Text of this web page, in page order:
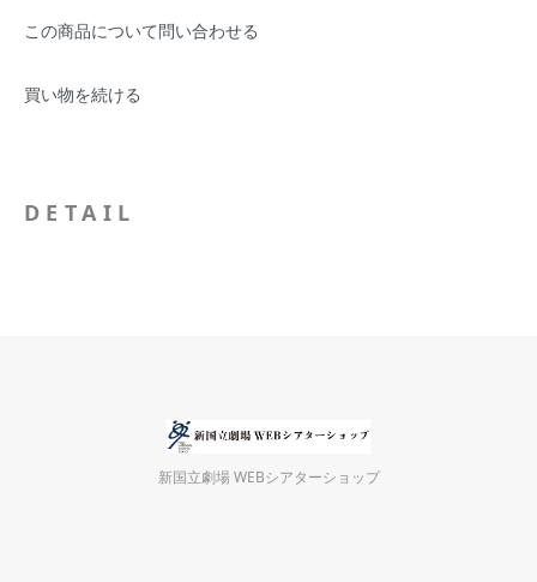
この商品について問い合わせる
買い物を続ける
DETAIL
新国立劇場 WEBシアターショップ